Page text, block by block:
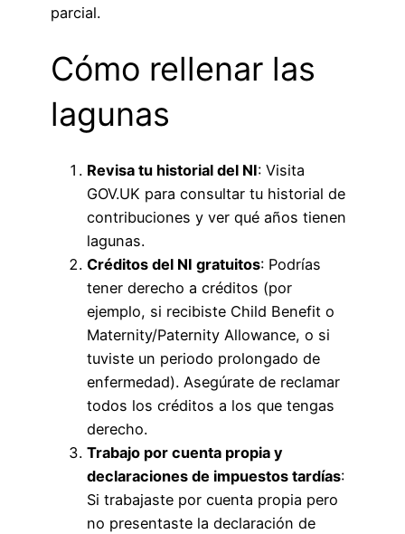
parcial.
Cómo rellenar las
lagunas
Revisa tu historial del NI: Visita
GOV.UK para consultar tu historial de
contribuciones y ver qué años tienen
lagunas.
Créditos del NI gratuitos: Podrías
tener derecho a créditos (por
ejemplo, si recibiste Child Benefit o
Maternity/Paternity Allowance, o si
tuviste un periodo prolongado de
enfermedad). Asegúrate de reclamar
todos los créditos a los que tengas
derecho.
Trabajo por cuenta propia y
declaraciones de impuestos tardías:
Si trabajaste por cuenta propia pero
no presentaste la declaración de